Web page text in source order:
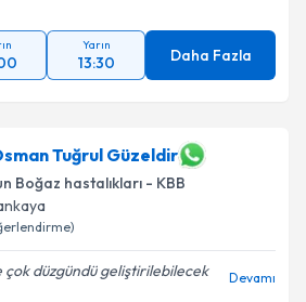
Yarın
13:30 Daha Fazla
Tuğrul Güzeldir
Boğaz hastalıkları - KBB
çok düzgündü geliştirilebilecek
Devamı